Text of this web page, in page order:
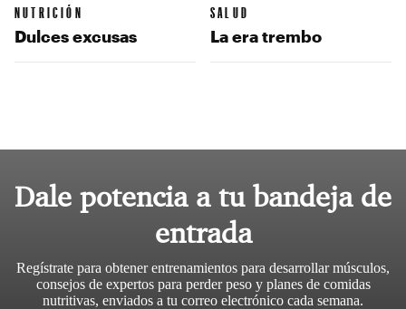
NUTRICIÓN
Dulces excusas
SALUD
La era trembo
Dale potencia a tu bandeja de
entrada
Regístrate para obtener entrenamientos para desarrollar músculos,
consejos de expertos para perder peso y planes de comidas
nutritivas, enviados a tu correo electrónico cada semana.